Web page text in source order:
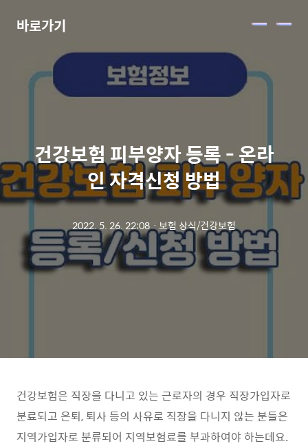
바로가기 메
건강보험 피부양자 등록 - 온라
인 자격신청 방법
2022. 5. 26. 22:08ㆍ 보험 상식/건강보험
건강보험은 직장을 다니고 있는 근로자의 경우 직장가입자로
분료되고 은퇴, 퇴사 등의 사유로 직장을 다니지 않는 분들은
지역가입자로 분류되어 지역보험료를 부과하여야 하는데요.